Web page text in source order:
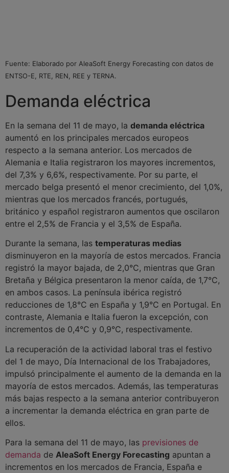
Fuente: Elaborado por AleaSoft Energy Forecasting con datos de
ENTSO-E, RTE, REN, REE y TERNA.
Demanda eléctrica
En la semana del 11 de mayo, la demanda eléctrica
aumentó en los principales mercados europeos
respecto a la semana anterior. Los mercados de
Alemania e Italia registraron los mayores incrementos,
del 7,3% y 6,6%, respectivamente. Por su parte, el
mercado belga presentó el menor crecimiento, del 1,0%,
mientras que los mercados francés, portugués,
británico y español registraron aumentos que oscilaron
entre el 2,5% de Francia y el 3,5% de España.
Durante la semana, las temperaturas medias
disminuyeron en la mayoría de estos mercados. Francia
registró la mayor bajada, de 2,0°C, mientras que Gran
Bretaña y Bélgica presentaron la menor caída, de 1,7°C,
en ambos casos. La península ibérica registró
reducciones de 1,8°C en España y 1,9°C en Portugal. En
contraste, Alemania e Italia fueron la excepción, con
incrementos de 0,4°C y 0,9°C, respectivamente.
La recuperación de la actividad laboral tras el festivo
del 1 de mayo, Día Internacional de los Trabajadores,
impulsó principalmente el aumento de la demanda en la
mayoría de estos mercados. Además, las temperaturas
más bajas respecto a la semana anterior contribuyeron
a incrementar la demanda eléctrica en gran parte de
ellos.
Para la semana del 11 de mayo, las previsiones de
demanda de AleaSoft Energy Forecasting apuntan a
incrementos en los mercados de Francia, España e